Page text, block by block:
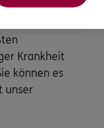
noch?
Krankheit
können es
unser